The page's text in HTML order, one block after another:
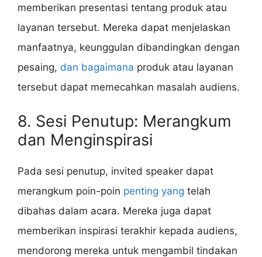
memberikan presentasi tentang produk atau
layanan tersebut. Mereka dapat menjelaskan
manfaatnya, keunggulan dibandingkan dengan
pesaing, dan bagaimana produk atau layanan
tersebut dapat memecahkan masalah audiens.
8. Sesi Penutup: Merangkum
dan Menginspirasi
Pada sesi penutup, invited speaker dapat
merangkum poin-poin penting yang telah
dibahas dalam acara. Mereka juga dapat
memberikan inspirasi terakhir kepada audiens,
mendorong mereka untuk mengambil tindakan